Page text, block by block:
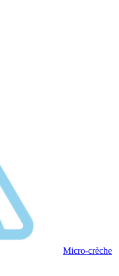
Micro-crèche